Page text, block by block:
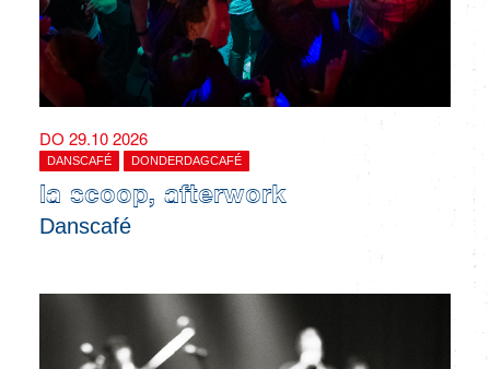
DO 29.10 2026
DANSCAFÉ DONDERDAGCAFÉ
la scoop, afterwork
Danscafé